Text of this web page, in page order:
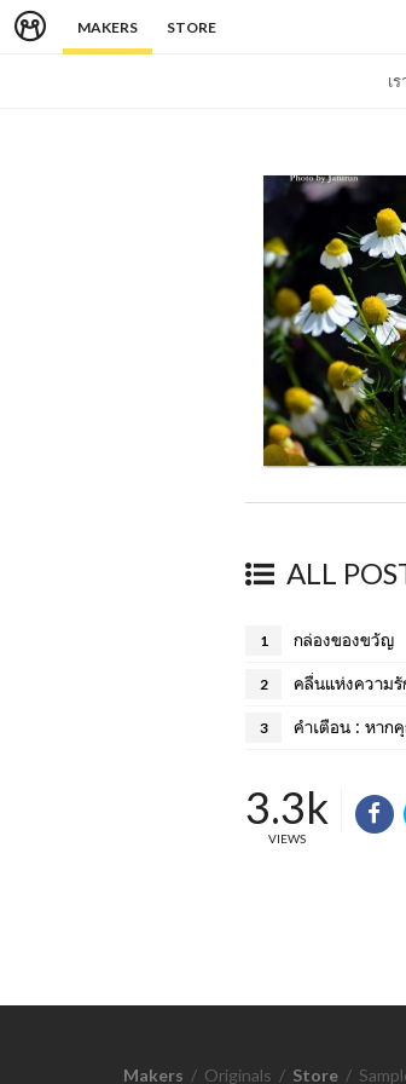
MAKERS STORE
เ
ALL
1 กล่องของขวัญ
2 คลื่นแห่งความรั
3 คำเตือน : หา
3.3k
VIEWS
Makers / Originals / Store /